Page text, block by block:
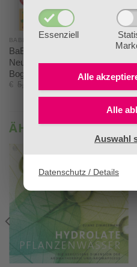
Essenziell
Alle
Alle
Auswahl
Datenschutz / Details
BABLÜMCHEN®
BaBlümchen® Weihnachten-
Neujahr Sticker/Etiketten auf
Bogen A4
€ 5,50
ÄHNLICHE